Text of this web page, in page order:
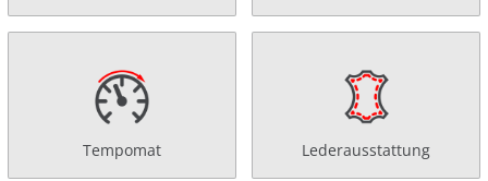
Tempomat Lederausstattung